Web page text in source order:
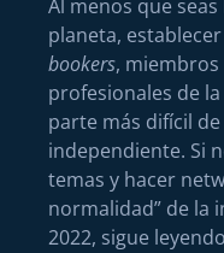
Al menos que
planeta,
bookers,
profesionales de
parte más difícil
independiente. Si
temas y hacer
normalidad” de la
2022, sigue